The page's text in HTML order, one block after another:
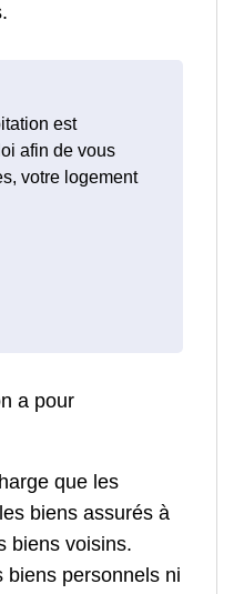
est
afin de vous
votre logement
a pour
que les
biens assurés à
biens voisins.
biens personnels ni